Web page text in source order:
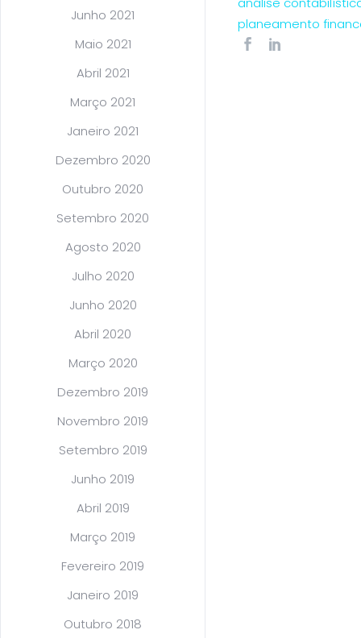
Junho 2021
Maio 2021
Abril 2021
Março 2021
Janeiro 2021
Dezembro 2020
Outubro 2020
Setembro 2020
Agosto 2020
Julho 2020
Junho 2020
Abril 2020
Março 2020
Dezembro 2019
Novembro 2019
Setembro 2019
Junho 2019
Abril 2019
Março 2019
Fevereiro 2019
Janeiro 2019
Outubro 2018
planeamento